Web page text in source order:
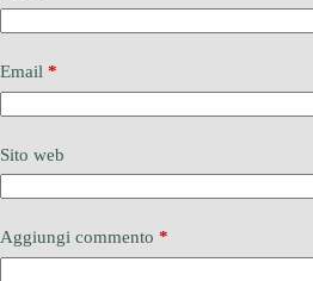
Email *
Sito web
Aggiungi commento *